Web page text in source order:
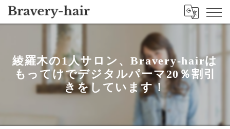
綾羅木の1人サロン、Bravery-hairは
もってけでデジタルパーマ20％割引
きをしています！